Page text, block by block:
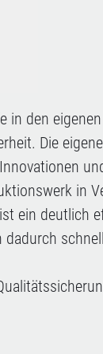
in den
Die
in
ein deutlich